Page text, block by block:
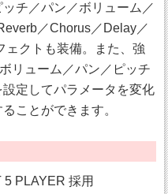
チ／パン／ボリューム／
／Chorus／Delay／
ェクトも装備。また、強
リューム／パン／ピッチ
定してパラメータを変化
ことができます。
PLAYER 採用